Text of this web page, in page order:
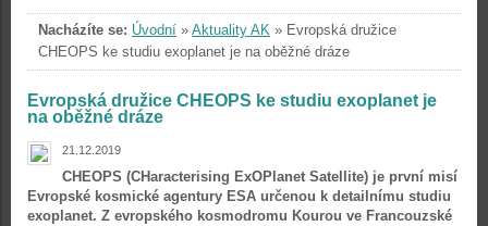
Nacházíte se: Úvodní » Aktuality AK » Evropská družice
CHEOPS ke studiu exoplanet je na oběžné dráze
Evropská družice CHEOPS ke studiu exoplanet je
na oběžné dráze
21.12.2019
CHEOPS (CHaracterising ExOPlanet Satellite) je první misí
Evropské kosmické agentury ESA určenou k detailnímu studiu
exoplanet. Z evropského kosmodromu Kourou ve Francouzské